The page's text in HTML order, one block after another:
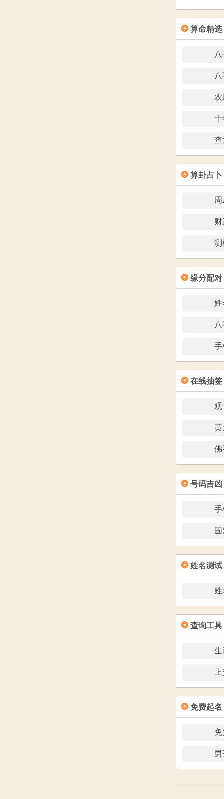
2026年1
2026年1
2026年1
2026年2
2026年2
2026年3
2026年3
2026年3
2026年3
2026年3
2026年3
2026年4
2026年4
2026年4
2026年4
2026年4
2026年4
2026年5
2026年5
2026年5
2026年5
2026年5
2026年5
2026年5
2026年6
2026年6
2026年6
2026年6
2026年6
2026年6
2026年6
2026年6
2026年6
2026年7
2026年7
2026年7
2026年7
2026年7
2026年7
2026年7
2026年7
2026年7
2026年7
2026年8
2026年8
2026年8
2026年8
2026年8
2026年8
2026年8
2026年8
2026年8
2026年8
2026年8
2026年9
2026年9
2026年9
2026年9
2026年9
2026年9
2026年9
2026年9
2026年9
2026年9
2026年
2026年10
2026年
2026年
2026年
2026年
2026年
2026年10
2026年
2026年
2026年
2026年
2026年
2026年
2026年11
2026年
2026年
2026年
2026年
2026年
2026年
2026年11
2026年
2026年
2026年
2026年
2026年
2026年12
2026年
2026年
2026年
2026年
2026年
2026年
2026年
2026年
2026年
2026年
2026年
2026年12
❂ 算命精选
农
十
查
❂ 算卦占卜
测
❂ 缘分配对
姓
手
❂ 在线抽签
观
黄
佛
❂ 号码吉凶
手
❂ 姓名测试
姓
❂ 查询工具
生
❂ 免费起名